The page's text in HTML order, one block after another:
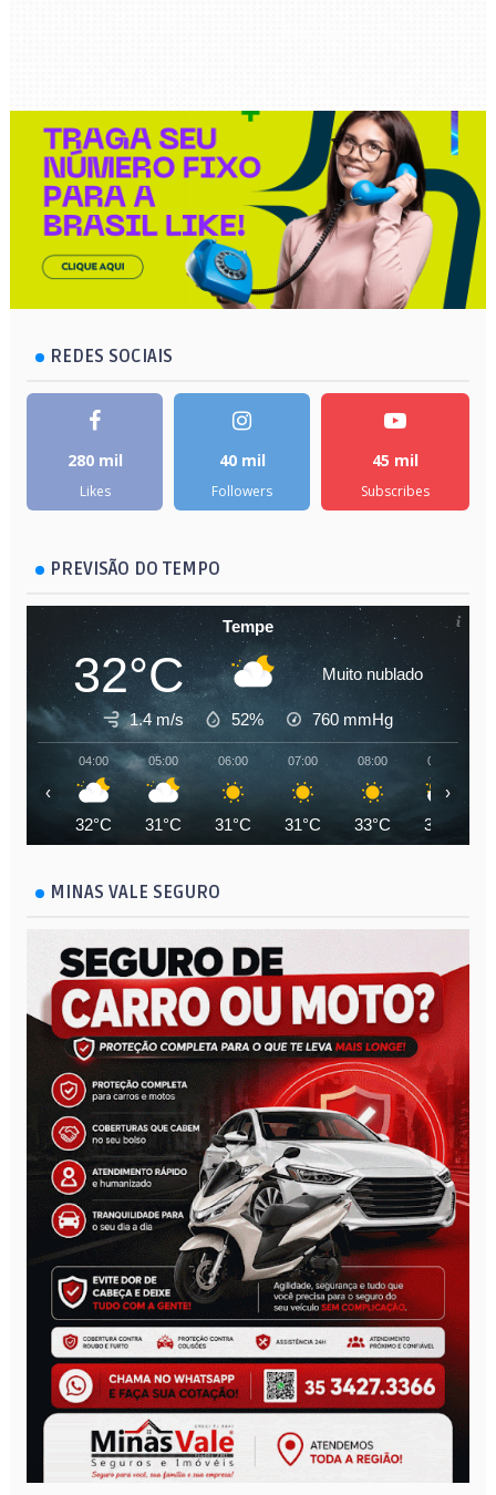
REDES SOCIAIS
280 mil
Likes
40 mil
Followers
45 mil
Subscribes
PREVISÃO DO TEMPO
Tempe
32°C Muito nublado
1.4 m/s 52% 760 mmHg
04:00
32°C
05:00
31°C
06:00
31°C
07:00
31°C
08:00
33°C
09:00
35°C
‹ ›
MINAS VALE SEGURO